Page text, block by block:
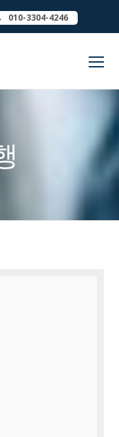
010-3304-4246